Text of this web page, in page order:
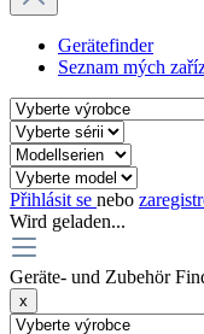
Gerätefinder
Seznam mých
Přihlásit se nebo
Wird geladen...
Geräte- und Zubehör
x